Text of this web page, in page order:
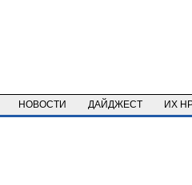
НОВОСТИ ДАЙДЖЕСТ ИХ